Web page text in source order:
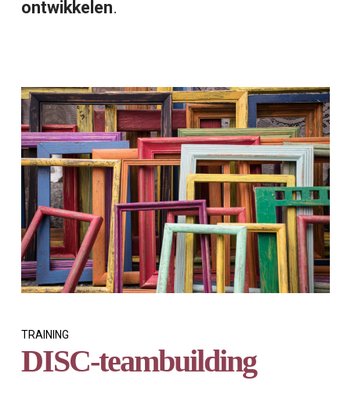
ontwikkelen.
TRAINING
DISC-teambuilding